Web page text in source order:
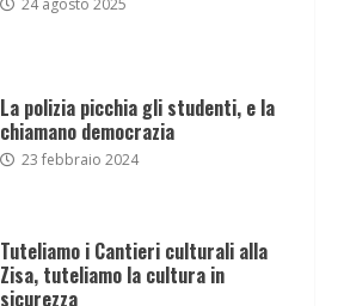
La polizia picchia gli studenti, e la
chiamano democrazia
23 febbraio 2024
Tuteliamo i Cantieri culturali alla
Zisa, tuteliamo la cultura in
sicurezza